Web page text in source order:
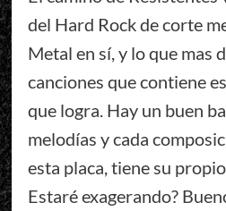
del Hard Rock de corte
Metal en sí, y lo que mas
canciones que contiene
que logra. Hay un buen
melodías y cada
esta placa, tiene su
Estaré exagerando?